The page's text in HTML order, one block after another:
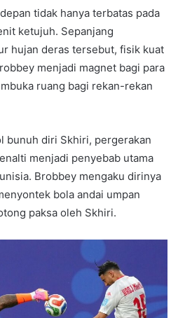
tidak hanya terbatas pada
ketujuh. Sepanjang
hujan deras tersebut, fisik kuat
menjadi magnet bagi para
ruang bagi rekan-rekan
bunuh diri Skhiri, pergerakan
menjadi penyebab utama
Brobbey mengaku dirinya
bola andai umpan
paksa oleh Skhiri.